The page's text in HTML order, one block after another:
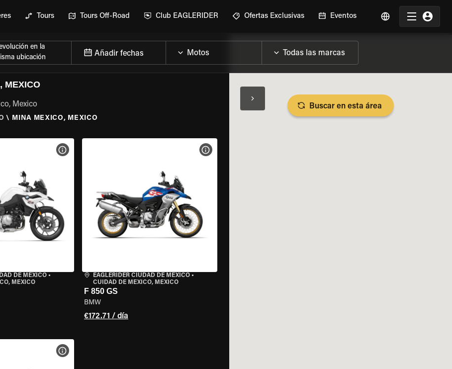
Tours Tours Off-Road Club EAGLERIDER Ofertas Exclusivas Eventos
en la
ubicación
Añadir fechas
MEXICO
Mexico
\ MINA MEXICO, MEXICO
LA MOTO
DE MÉXICO•
MEXICO
VER ESPECIFICACIONES DE LA MOTO
EAGLERIDER CIUDAD DE MÉXICO•
CUIDAD DE MEXICO, MEXICO
F 850 GS
BMW
€172.71 / día
VER ESPECIFICACIONES DE LA MOTO
LA MOTO VER ESPECIFICACIONES DE LA MOTO
Buscar en esta área